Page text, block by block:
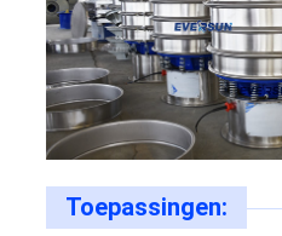
Toepassingen: